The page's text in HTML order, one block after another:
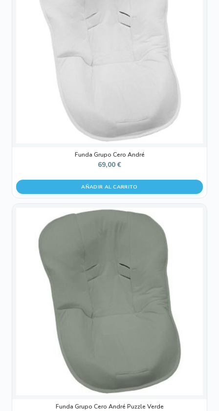
Funda Grupo Cero André
69,00 €
AÑADIR AL CARRITO
Funda Grupo Cero André Puzzle Verde